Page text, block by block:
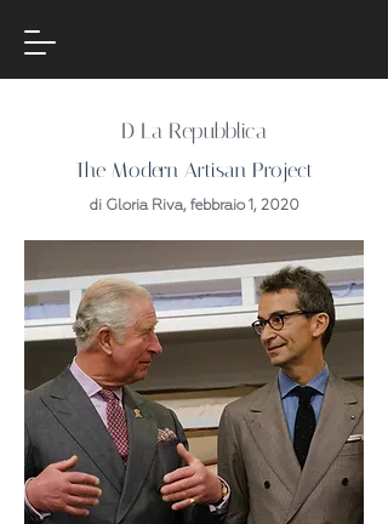
​D La Repubblica
The Modern Artisan Project
di Gloria Riva, febbraio 1, 2020